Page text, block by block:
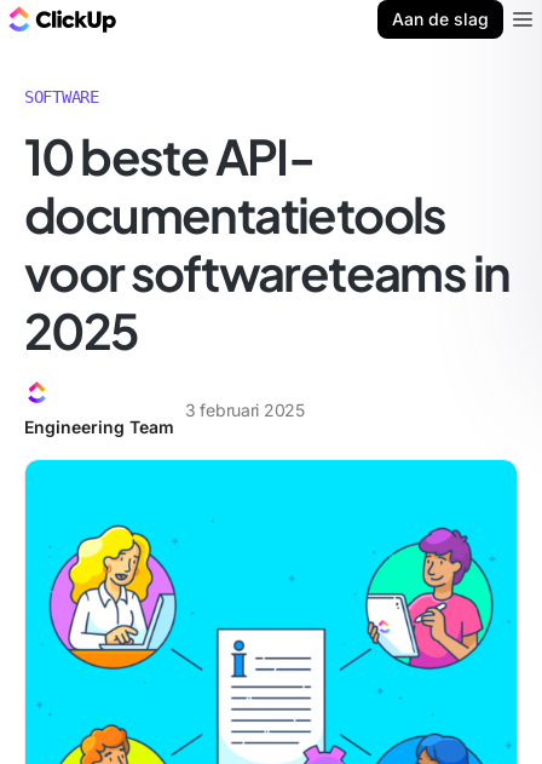
Aan de slag
SOFTWARE
10 beste API-
documentatietools
voor softwareteams in
2025
Engineering Team
3 februari 2025